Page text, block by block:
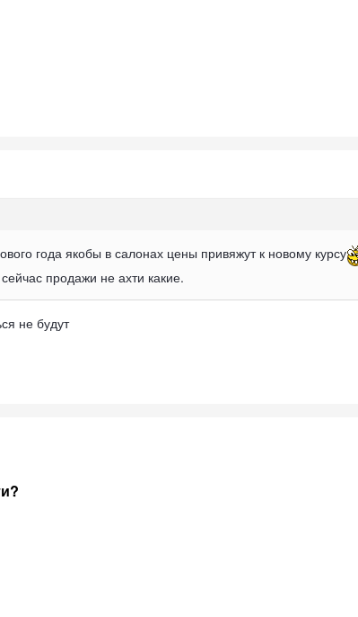
года якобы в салонах цены привяжут к новому курсу
продажи не ахти какие.
не будут